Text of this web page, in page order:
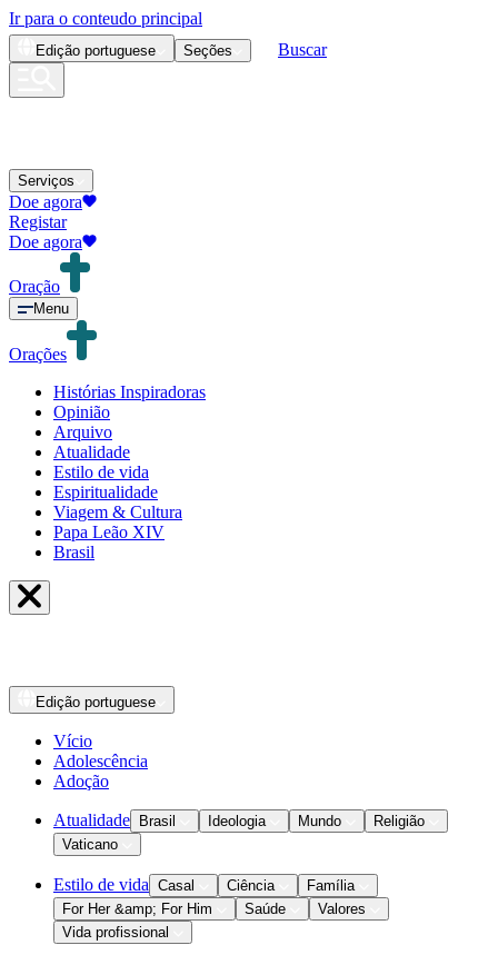
Ir para o conteudo principal
Edição portuguese Seções Buscar
Serviços
Doe agora
Registar
Doe agora
Oração
Menu
Orações
Histórias Inspiradoras
Opinião
Arquivo
Atualidade
Estilo de vida
Espiritualidade
Viagem & Cultura
Papa Leão XIV
Brasil
Edição portuguese
Vício
Adolescência
Adoção
Atualidade Brasil Ideologia Mundo
Religião
Vaticano
Estilo de vida Casal Ciência
Família
For Her &amp; For Him
Saúde
Valores
Vida profissional